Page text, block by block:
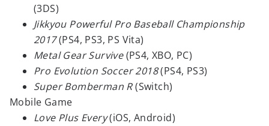
(3DS)
Jikkyou Powerful Pro Baseball Championship
2017(PS4, PS3, PS Vita)
Metal Gear Survive(PS4, XBO, PC)
Pro Evolution Soccer 2018(PS4, PS3)
Super Bomberman R(Switch)
Mobile Game
Love Plus Every(iOS, Android)